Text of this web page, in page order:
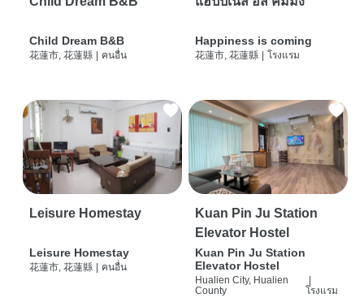
Child Dream B&B
花蓮市, 花蓮縣 คนอื่น
Happiness is coming
花蓮市, 花蓮縣 โรงแรม
Leisure Homestay
Leisure Homestay
花蓮市, 花蓮縣 คนอื่น
Kuan Pin Ju Station
Elevator Hostel
Kuan Pin Ju Station
Elevator Hostel
Hualien City, Hualien
County
โรงแรม